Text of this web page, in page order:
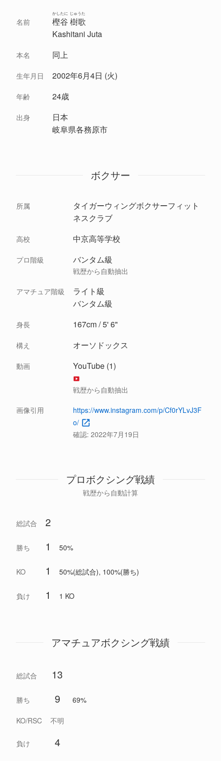
名前 樫谷 樹歌
かしたに じゅうた
Kashitani Juta
本名 同上
生年月日 2002年6月4日 (火)
年齢 24歳
出身
日本
岐阜県各務原市
ボクサー
所属
タイガーウィングボクサーフィット
ネスクラブ
高校 中京高等学校
プロ階級 バンタム級
戦歴から自動抽出
アマチュア階級
ライト級
バンタム級
身長 167cm / 5' 6"
構え オーソドックス
動画 YouTube (1)
戦歴から自動抽出
画像引用
https://www.instagram.com/p/Cf0rYLvJ3F
o/
確認: 2022年7月19日
プロボクシング戦績
戦歴から自動計算
総試合 2
勝ち 1 50%
KO 1 50%(総試合), 100%(勝ち)
負け 1 1 KO
アマチュアボクシング戦績
総試合 13
勝ち 9 69%
KO/RSC 不明
負け 4